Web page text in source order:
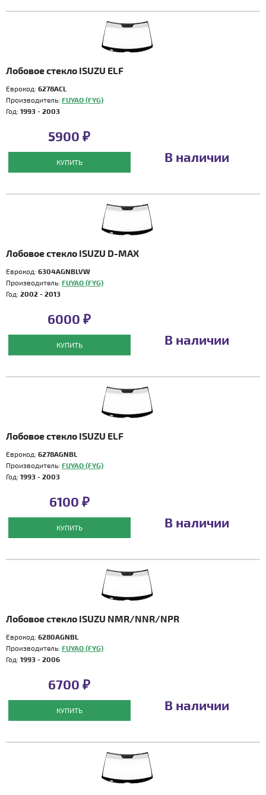
Лобовое стекло ISUZU ELF
Еврокод: 6278ACL
Производитель: FUYAO (FYG)
Год: 1993 - 2003
5900 ₽
КУПИТЬ В наличии
Лобовое стекло ISUZU D-MAX
Еврокод: 6304AGNBLVW
Производитель: FUYAO (FYG)
Год: 2002 - 2013
6000 ₽
КУПИТЬ В наличии
Лобовое стекло ISUZU ELF
Еврокод: 6278AGNBL
Производитель: FUYAO (FYG)
Год: 1993 - 2003
6100 ₽
КУПИТЬ В наличии
Лобовое стекло ISUZU NMR/NNR/NPR
Еврокод: 6280AGNBL
Производитель: FUYAO (FYG)
Год: 1993 - 2006
6700 ₽
КУПИТЬ В наличии